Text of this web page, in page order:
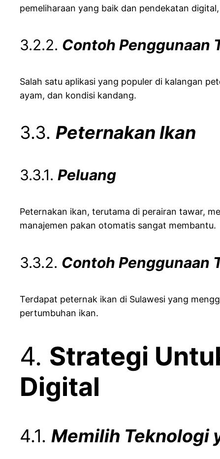
pemeliharaan yang baik dan pendekatan
3.2.2. Contoh Penggunaan
Salah satu aplikasi yang populer di kalangan
ayam, dan kondisi kandang.
3.3. Peternakan Ikan
3.3.1. Peluang
Peternakan ikan, terutama di perairan tawar,
manajemen pakan otomatis sangat membantu.
3.3.2. Contoh Penggunaan
Terdapat peternak ikan di Sulawesi yang
pertumbuhan ikan.
4. Strategi
Digital
4.1. Memilih Teknologi